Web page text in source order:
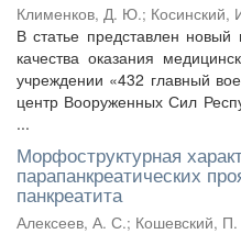
Клименков, Д. Ю.; Косинский,
В статье представлен новый
качества оказания
учреждении «432 главный
центр Вооруженных Сил
...
Морфоструктурная
парапанкреатических
панкреатита
Алексеев, А. С.; Кошевский,